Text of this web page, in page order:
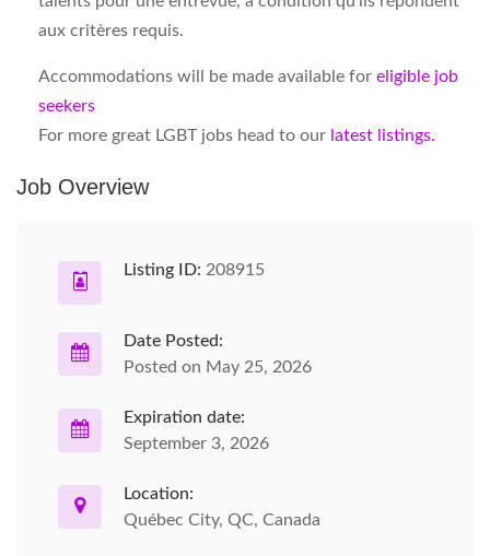
aux critères requis.
Accommodations will be made available for eligible job
seekers
For more great LGBT jobs head to our latest listings.
Job Overview
Listing ID: 208915
Date Posted:
Posted on May 25, 2026
Expiration date:
September 3, 2026
Location:
Québec City, QC, Canada